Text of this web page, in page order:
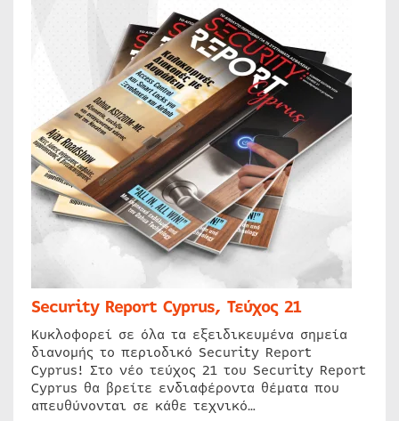
Security Report Cyprus, Τεύχος 21
Κυκλοφορεί σε όλα τα εξειδικευμένα σημεία
διανομής το περιοδικό Security Report
Cyprus! Στο νέο τεύχος 21 του Security Report
Cyprus θα βρείτε ενδιαφέροντα θέματα που
απευθύνονται σε κάθε τεχνικό…